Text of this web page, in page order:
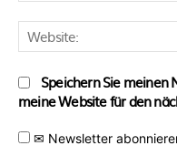
Speichern Sie meinen
meine Website für den
✉ Newsletter